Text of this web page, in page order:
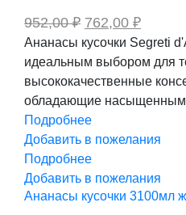
952,00₽
составляла
952,00 ₽.
762,00 ₽
цена:
Ананасы кусочки Segreti
идеальным выбором для
высококачественные
обладающие насыщенным
Подробнее
Добавить в пожелания
Подробнее
Добавить в пожелания
Ананасы кусочки 3100мл